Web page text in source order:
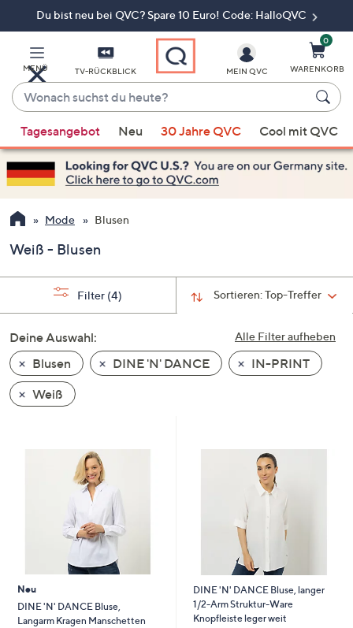
Du bist neu bei QVC? Spare 10 Euro! Code: HalloQVC
MENÜ TV-RÜCKBLICK
Wonach
suchst
du
heute?
Vorschläge
verfügbar
sind,
verwenden
Sie
Pfeiltasten
nach
und
nach
unten
oder
wischen
Sie
diese
anzuzeigen.
MEIN QVC
0
WARENKORB
Tagesangebot Neu 30 Jahre QVC Cool mit QVC
Mode Blusen
Weiß - Blusen
Sortieren:Top-Treffer
Filter (4)
Alle Filter aufheben
Deine Auswahl:
Blusen
DINE 'N' DANCE
IN-PRINT
Weiß
Neu
DINE 'N' DANCE Bluse,
Langarm Kragen Manschetten
DINE 'N' DANCE Bluse, langer
1/2-Arm Struktur-Ware
Knopfleiste leger weit